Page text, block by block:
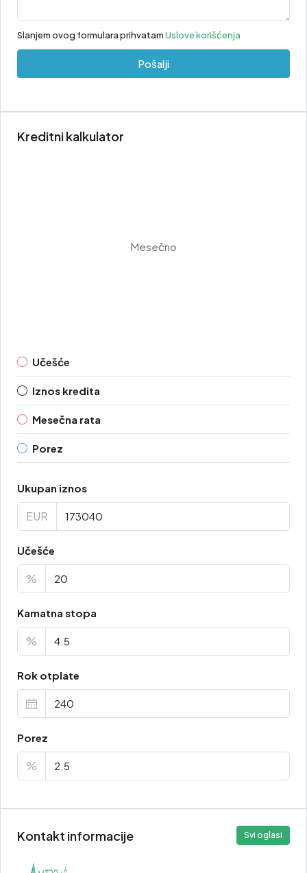
Slanjem ovog formulara prihvatamUslove korišćenja
Pošalji
Kreditni kalkulator
Mesečno
Učešće
Iznos kredita
Mesečna rata
Porez
Ukupan iznos
EUR
Učešće
%
Kamatna stopa
%
Rok otplate
Porez
%
Kontakt informacije Svi oglasi